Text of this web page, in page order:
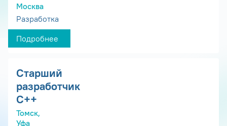
Москва
Разработка
Подробнее
Старший
разработчик
С++
Томск,
Уфа